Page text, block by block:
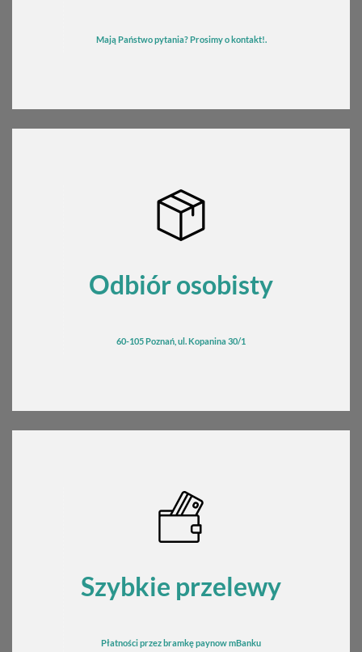
Mają Państwo pytania? Prosimy o kontakt!.
Odbiór osobisty
60-105 Poznań, ul. Kopanina 30/1
Szybkie przelewy
Płatności przez bramkępaynow mBanku